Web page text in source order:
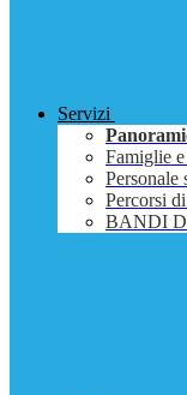
Servizi
Famiglie
Personale
Percorsi
BANDI